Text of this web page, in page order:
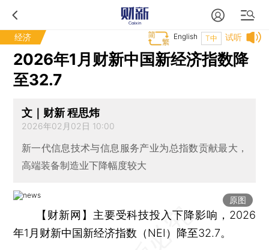
经济 试听
T中
English
2026年1月财新中国新经济指数降
至32.7
文｜财新 程思炜
2026年02月02日 10:00
新一代信息技术与信息服务产业为总指数贡献最大，
高端装备制造业下降幅度较大
原图
【财新网】 主要受科技投入下降影响，2026
年1月财新中国新经济指数（NEI）降至32.7。